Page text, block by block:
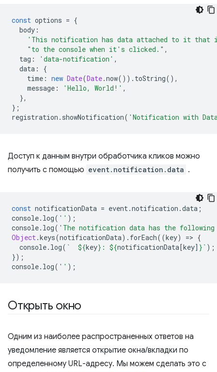
const options = {
body :
'This notification has data attached to it
"to the console when it's clicked." ,
tag : 'data-notification' ,
data :
{
time : new Date(Date.now()). toString(),
message : 'Hello, World!' ,
},
};
registration . showNotification( 'Notification with
Доступ к данным внутри обработчика кликов можно
получить с помощью event.notification.data .
const notificationData = event.notification .data ;
console. log( '' );
console. log( 'The notification data has the following
Object.keys(notificationData). forEach((key) => {
console. log( ` ${key} : ${notificationData[key] } ` );
});
console. log( '' );
Открыть окно
Одним из наиболее распространенных ответов на
уведомление является открытие окна/вкладки по
определенному URL-адресу. Мы можем сделать это с